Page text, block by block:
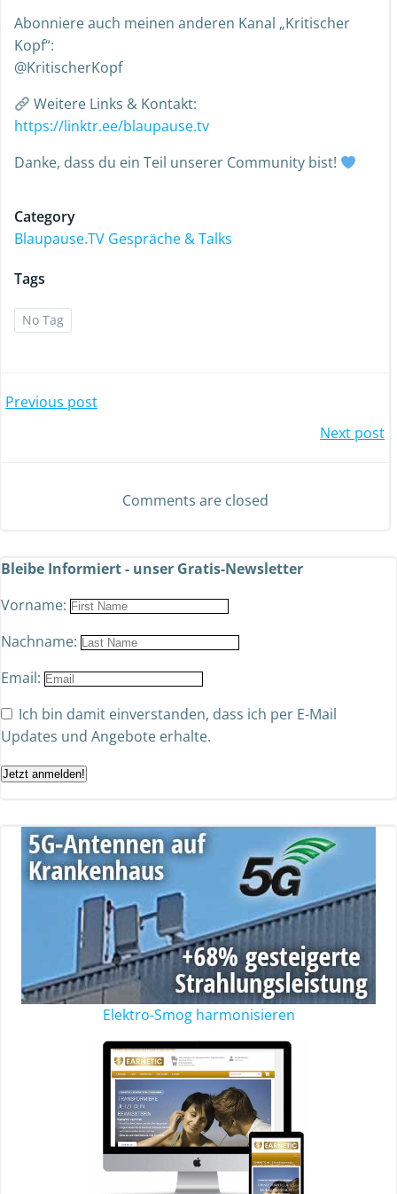
Abonniere auch meinen anderen Kanal „Kritischer
Kopf“:
@KritischerKopf
Weitere Links & Kontakt:
https://linktr.ee/blaupause.tv
Danke, dass du ein Teil unserer Community bist!
Category
Blaupause.TV Gespräche & Talks
Tags
No Tag
Previous post
Next post
Comments are closed
Bleibe Informiert - unser Gratis-Newsletter
Vorname:
Nachname:
Email:
Ich bin damit einverstanden, dass ich per E-Mail
Updates und Angebote erhalte.
Jetzt anmelden!
Elektro-Smog harmonisieren